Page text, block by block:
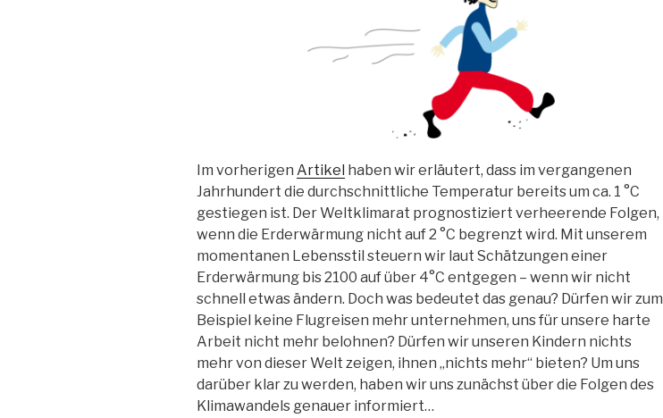
Im vorherigen Artikel haben wir erläutert, dass im vergangenen
Jahrhundert die durchschnittliche Temperatur bereits um ca. 1 °C
gestiegen ist. Der Weltklimarat prognostiziert verheerende Folgen,
wenn die Erderwärmung nicht auf 2 °C begrenzt wird. Mit unserem
momentanen Lebensstil steuern wir laut Schätzungen einer
Erderwärmung bis 2100 auf über 4°C entgegen – wenn wir nicht
schnell etwas ändern. Doch was bedeutet das genau? Dürfen wir zum
Beispiel keine Flugreisen mehr unternehmen, uns für unsere harte
Arbeit nicht mehr belohnen? Dürfen wir unseren Kindern nichts
mehr von dieser Welt zeigen, ihnen „nichts mehr“ bieten? Um uns
darüber klar zu werden, haben wir uns zunächst über die Folgen des
Klimawandels genauer informiert…